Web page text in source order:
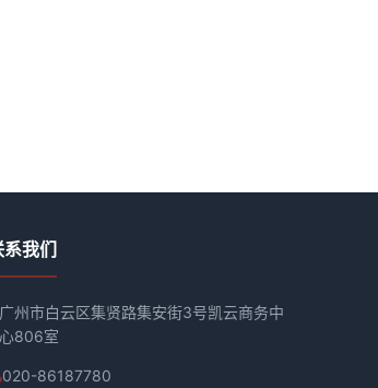
系我们
广州市白云区集贤路集安街3号凯云商务中
心806室
020-86187780